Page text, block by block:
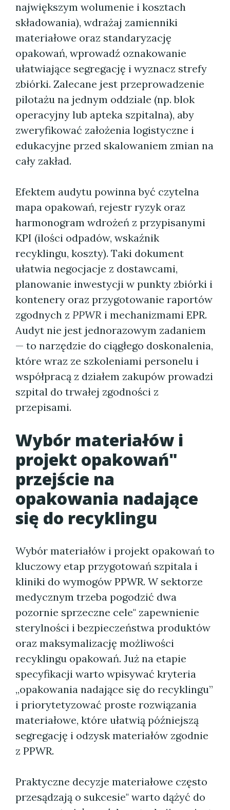
największym wolumenie i kosztach
składowania), wdrażaj zamienniki
materiałowe oraz standaryzację
opakowań, wprowadź oznakowanie
ułatwiające segregację i wyznacz strefy
zbiórki. Zalecane jest przeprowadzenie
pilotażu na jednym oddziale (np. blok
operacyjny lub apteka szpitalna), aby
zweryfikować założenia logistyczne i
edukacyjne przed skalowaniem zmian na
cały zakład.
Efektem audytu powinna być czytelna
mapa opakowań, rejestr ryzyk oraz
harmonogram wdrożeń z przypisanymi
KPI (ilości odpadów, wskaźnik
recyklingu, koszty). Taki dokument
ułatwia negocjacje z dostawcami,
planowanie inwestycji w punkty zbiórki i
kontenery oraz przygotowanie raportów
zgodnych z PPWR i mechanizmami EPR.
Audyt nie jest jednorazowym zadaniem
— to narzędzie do ciągłego doskonalenia,
które wraz ze szkoleniami personelu i
współpracą z działem zakupów prowadzi
szpital do trwałej zgodności z
przepisami.
Wybór materiałów i
projekt opakowań"
przejście na
opakowania nadające
się do recyklingu
Wybór materiałów i projekt opakowań to
kluczowy etap przygotowań szpitala i
kliniki do wymogów PPWR. W sektorze
medycznym trzeba pogodzić dwa
pozornie sprzeczne cele" zapewnienie
sterylności i bezpieczeństwa produktów
oraz maksymalizację możliwości
recyklingu opakowań. Już na etapie
specyfikacji warto wpisywać kryteria
„opakowania nadające się do recyklingu”
i priorytetyzować proste rozwiązania
materiałowe, które ułatwią późniejszą
segregację i odzysk materiałów zgodnie
z PPWR.
Praktyczne decyzje materiałowe często
przesądzają o sukcesie" warto dążyć do